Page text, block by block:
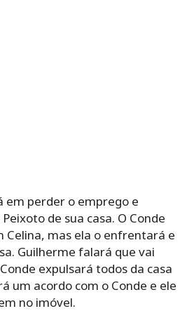
em perder o emprego e
de sua casa. O Conde
mas ela o enfrentará e
Guilherme falará que vai
expulsará todos da casa
um acordo com o Conde e ele
no imóvel.